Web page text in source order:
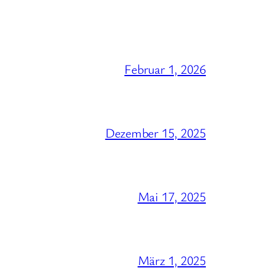
Februar 1, 2026
Dezember 15, 2025
Mai 17, 2025
März 1, 2025